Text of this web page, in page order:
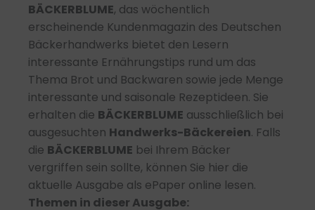
BÄCKERBLUME, das wöchentlich
erscheinende Kundenmagazin des Deutschen
Bäckerhandwerks bietet den Lesern
interessante Ernährungstips rund um das
Thema Brot und Backwaren sowie jede Menge
interessante und saisonale Rezeptideen. Sie
erhalten die BÄCKERBLUME ausschließlich bei
ausgesuchten Handwerks-Bäckereien. Falls
die BÄCKERBLUME bei Ihrem Bäcker
vergriffen sein sollte, können Sie hier die
aktuelle Ausgabe als ePaper online lesen.
Themen in dieser Ausgabe: